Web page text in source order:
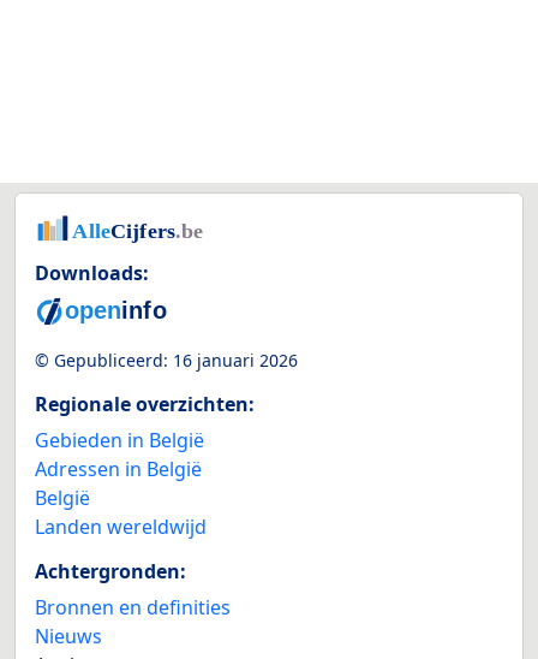
Downloads:
© Gepubliceerd: 16 januari 2026
Regionale overzichten:
Gebieden in België
Adressen in België
België
Landen wereldwijd
Achtergronden:
Bronnen en definities
Nieuws